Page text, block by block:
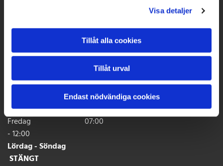
Visa detaljer
Tillåt alla cookies
Tillåt urval
Endast nödvändiga cookies
Telefon:08-651 75 90
Mail:
Öppettider
Måndag - Torsdag 07:00
- 16:00
Fredag 07:00
- 12:00
Lördag - Söndag
STÄNGT